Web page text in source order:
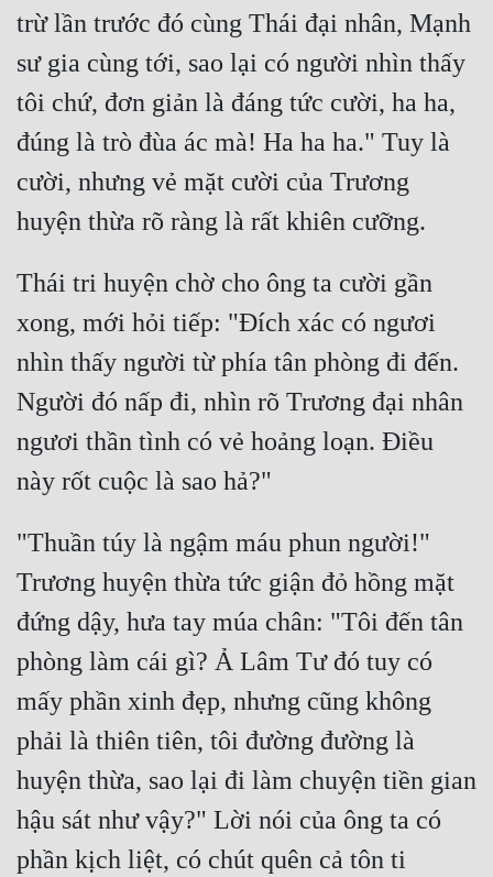
trừ lần trước đó cùng Thái đại nhân, Mạnh
sư gia cùng tới, sao lại có người nhìn thấy
tôi chứ, đơn giản là đáng tức cười, ha ha,
đúng là trò đùa ác mà! Ha ha ha." Tuy là
cười, nhưng vẻ mặt cười của Trương
Thái tri huyện chờ cho ông ta cười gần
xong, mới hỏi tiếp: "Đích xác có ngươi
nhìn thấy người từ phía tân phòng đi đến.
Người đó nấp đi, nhìn rõ Trương đại nhân
ngươi thần tình có vẻ hoảng loạn. Điều
"Thuần túy là ngậm máu phun người!"
Trương huyện thừa tức giận đỏ hồng mặt
đứng dậy, hưa tay múa chân: "Tôi đến tân
phòng làm cái gì? Ả Lâm Tư đó tuy có
mấy phần xinh đẹp, nhưng cũng không
phải là thiên tiên, tôi đường đường là
huyện thừa, sao lại đi làm chuyện tiền gian
hậu sát như vậy?" Lời nói của ông ta có
phần kịch liệt, có chút quên cả tôn ti